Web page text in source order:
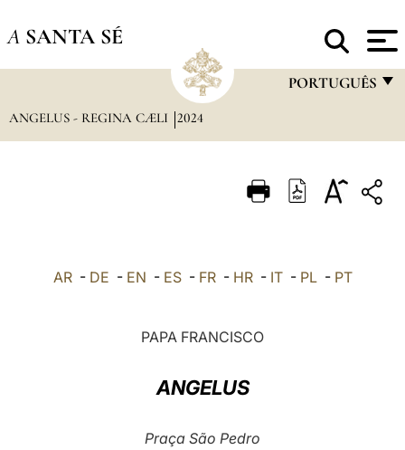
A SANTA SÉ
PORTUGUÊS
ITALIANO
ANGELUS - REGINA CÆLI 2024
AR- DE - EN - ES- FR- HR- IT- PL- PT
PAPA FRANCISCO
ANGELUS
Praça São Pedro